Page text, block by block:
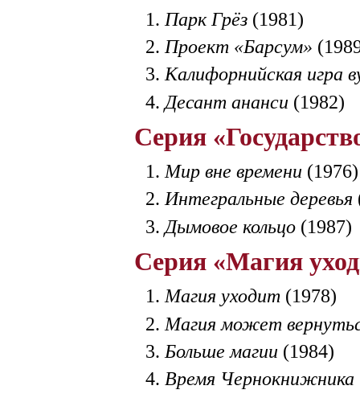
Парк Грёз (1981)
Проект «Барсум»
Калифорнийская игра
Десант ананси (1982)
Серия
Мир вне времени (1976)
Интегральные деревья
Дымовое кольцо (1987)
Серия «Магия
Магия уходит (1978)
Магия может
Больше магии (1984)
Время Чернокнижника